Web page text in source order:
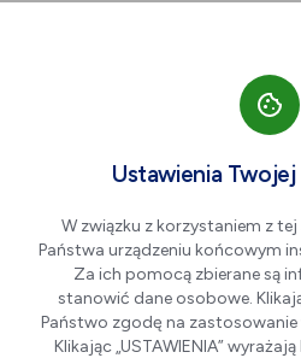
DEKLARACJA POZ +1000
Złożenie
POZ
Ustawienia
W związku z korzystaniem z
Państwa urządzeniu końcowym
Za ich pomocą zbierane są
stanowić dane osobowe.
Państwo zgodę na
Klikając „USTAWIENIA”